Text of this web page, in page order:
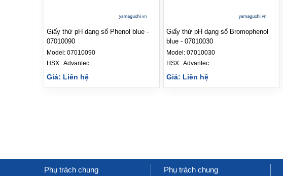
Giấy thử pH dạng sổ Phenol blue -
07010090
Model: 07010090
Advantec
Giá: Liên hệ
Giấy thử pH dạng sổ Bromophenol
blue - 07010030
Model: 07010030
HSX: Advantec
Giá: Liên hệ
Phụ trách chung Phụ trách chung